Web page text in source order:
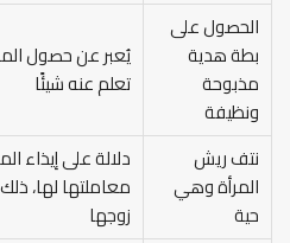
الحصول على
بطة هدية
مذبوحة
ونظيفة
يُعبر عن حصول
تعلم عنه شيئًا
نتف ريش
المرأة وهي
حية
دلالة على إيذاء
معاملتها لها،
زوجها